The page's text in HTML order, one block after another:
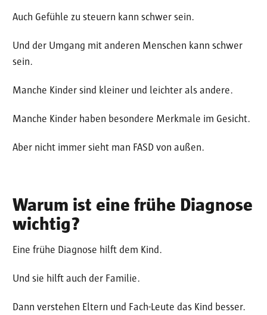
Auch Gefühle zu steuern kann schwer sein.
Und der Umgang mit anderen Menschen kann schwer
sein.
Manche Kinder sind kleiner und leichter als andere.
Manche Kinder haben besondere Merkmale im Gesicht.
Aber nicht immer sieht man FASD von außen.
Warum ist eine frühe Diagnose
wichtig?
Eine frühe Diagnose hilft dem Kind.
Und sie hilft auch der Familie.
Dann verstehen Eltern und Fach-Leute das Kind besser.